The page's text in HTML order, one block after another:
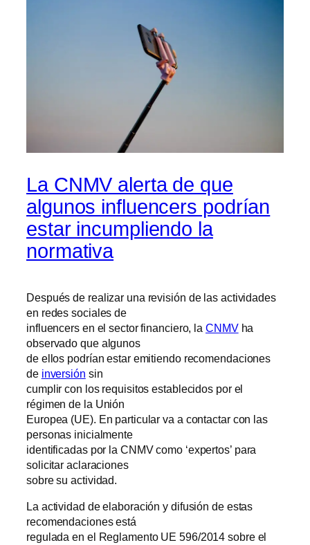
La CNMV alerta de que
algunos influencers podrían
estar incumpliendo la
normativa
Después de realizar una revisión de las actividades
en redes sociales de
influencers en el sector financiero, la CNMVha
observado que algunos
de ellos podrían estar emitiendo recomendaciones
de inversión sin
cumplir con los requisitos establecidos por el
régimen de la Unión
Europea (UE). En particular va a contactar con las
personas inicialmente
identificadas por la CNMV como ‘expertos’ para
solicitar aclaraciones
sobre su actividad.
La actividad de elaboración y difusión de estas
recomendaciones está
regulada en el Reglamento UE 596/2014 sobre el